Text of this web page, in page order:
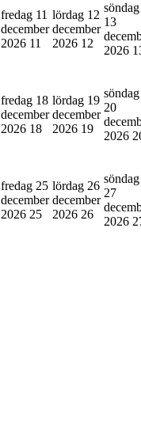
fredag 11
december
2026 11
lördag 12
december
2026 12
söndag
13
2026
fredag 18
december
2026 18
lördag 19
december
2026 19
söndag
20
2026
fredag 25
december
2026 25
lördag 26
december
2026 26
söndag
27
2026